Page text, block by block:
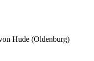
Hude (Oldenburg)